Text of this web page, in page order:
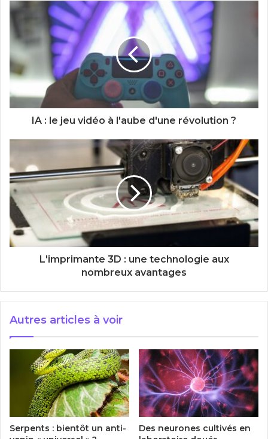
IA : le jeu vidéo à l'aube d'une révolution ?
L'imprimante 3D : une technologie aux
nombreux avantages
Autres articles à voir
Serpents : bientôt un anti-
Des neurones cultivés en